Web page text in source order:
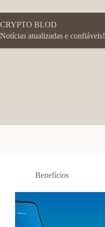
para
o
conteúdo
CRYPTO BLOD
Notícias atualizadas e confiáveis!
Benefícios